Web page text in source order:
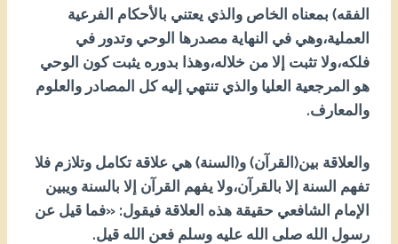
الفقه) بمعناه الخاص والذي يعتني بالأحكام الفرعية
العملية،وهي في النهاية مصدرها الوحي وتدور في
فلكه،ولا تثبت إلا من خلاله،وهذا بدوره يثبت كون الوحي
هو المرجعية العليا والذي تنتهي إليه كل المصادر والعلوم
والمعارف.
والعلاقة بين(القرآن) و(السنة) هي علاقة تكامل وتلازم فلا
تفهم السنة إلا بالقرآن،ولا يفهم القرآن إلا بالسنة ويبين
الإمام الشافعي حقيقة هذه العلاقة فيقول: «فما قيل عن
رسول الله صلى الله عليه وسلم فعن الله قيل.